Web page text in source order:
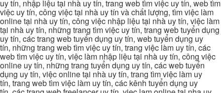
uy tín, nhập liệu tại nhà uy tín, trang web tìm việc uy tín, web tìm
việc uy tín, công việc tại nhà uy tín và chất lượng, tìm việc làm
online tại nhà uy tín, công việc nhập liệu tại nhà uy tín, việc làm
tại nhà uy tín, những trang tìm việc uy tín, trang web tuyển dụng
uy tín, các trang web tuyển dụng uy tín, web tuyển dụng uy
tín, những trang web tìm việc uy tín, trang việc làm uy tín, các
web tìm việc uy tín, việc làm nhập liệu tại nhà uy tín, công việc
online uy tín, những trang tuyển dụng uy tín, các web tuyển
dụng uy tín, việc online tại nhà uy tín, trang tìm việc làm uy
tín, trang web tìm việc làm uy tín, các kênh tuyển dụng uy